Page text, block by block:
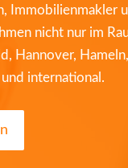
Immobilienmakler
nicht nur im
Hannover,
international.